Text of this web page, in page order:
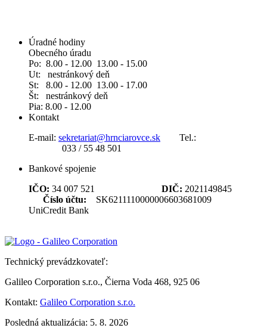
Úradné hodiny
Obecného úradu
Po: 8.00 - 12.00 13.00 - 15.00
Ut: nestránkový deň
St: 8.00 - 12.00 13.00 - 17.00
Št: nestránkový deň
Pia: 8.00 - 12.00
Kontakt
E-mail: sekretariat@hrnciarovce.sk Tel.:
033 / 55 48 501
Bankové spojenie
IČO: 34 007 521 DIČ: 2021149845
Číslo účtu: SK6211110000006603681009
UniCredit Bank
Technický prevádzkovateľ:
Galileo Corporation s.r.o., Čierna Voda 468, 925 06
Kontakt: Galileo Corporation s.r.o.
Posledná aktualizácia: 5. 8. 2026